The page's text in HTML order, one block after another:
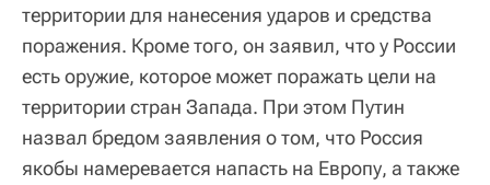
территории для нанесения ударов и средства
поражения. Кроме того, он заявил, что у России
есть оружие, которое может поражать цели на
территории стран Запада. При этом Путин
назвал бредом заявления о том, что Россия
якобы намеревается напасть на Европу, а также